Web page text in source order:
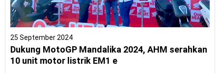
25 September 2024
Dukung MotoGP Mandalika 2024, AHM serahkan
10 unit motor listrik EM1 e